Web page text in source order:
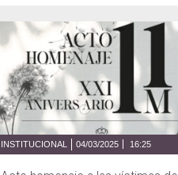
INSTITUCIONAL 04/03/2025 16:25